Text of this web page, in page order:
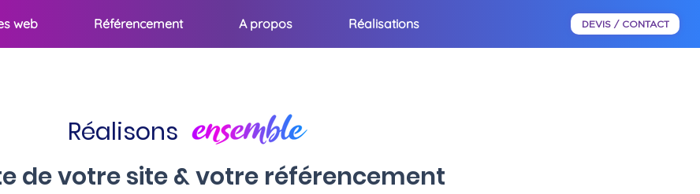
web Référencement A propos Réalisations DEVIS / CONTACT
Réalisons
de votre site & votre référencement